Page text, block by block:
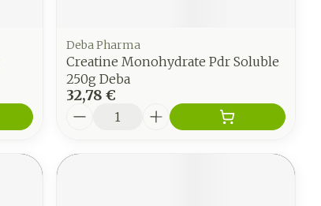
Deba Pharma
Creatine Monohydrate Pdr Soluble
250g Deba
32,78 €
Quantité